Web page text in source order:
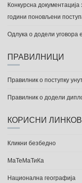
Конкурсна документација
години поновљени
Одлука о додели уговора
ПРАВИЛНИЦИ
Правилник о поступку
Правилник о додели
КОРИСНИ
Кликни безбедно
МаТеМаТиКа
Национална географија